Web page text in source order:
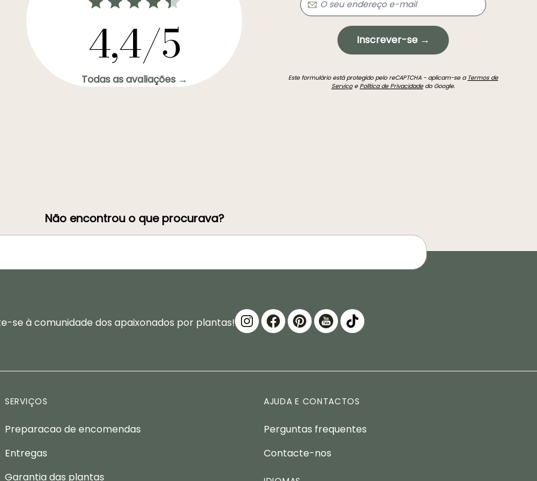
4,4/5
Todas as avaliações →
Inscrever-se →
Este formulário está protegido pelo reCAPTCHA - aplicam-se a Termos de
ServiçoePolítica de Privacidadedo Google.
Não encontrou o que procurava?
se à comunidade dos apaixonados por plantas!
SERVIÇOS
Preparacao de encomendas
Entregas
Garantia das plantas
AJUDA E CONTACTOS
Perguntas frequentes
Contacte-nos